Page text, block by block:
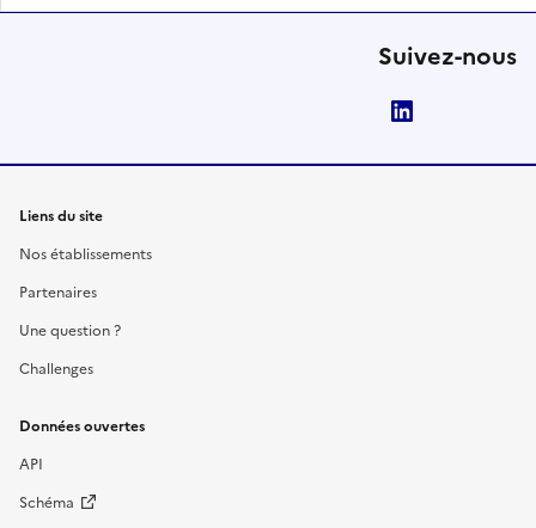
Suivez-nous
Liens du site
Nos établissements
Partenaires
Une question ?
Challenges
Données ouvertes
API
Schéma